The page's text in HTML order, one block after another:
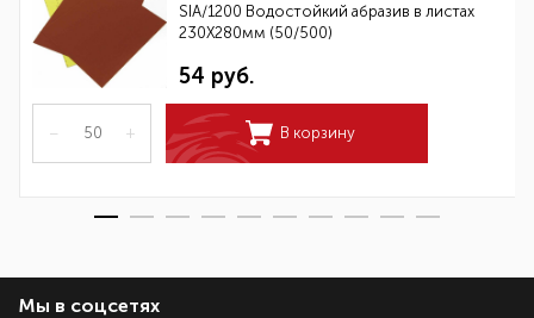
SIA/1200 Водостойкий абразив в листах
230Х280мм (50/500)
54 руб.
– + В корзину
Мы в соцсетях